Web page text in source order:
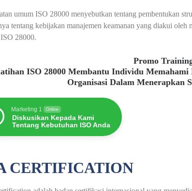
umum ISO 28000 menyebutkan tentang pembentukan
tentang kebijakan manajemen keamanan yang diakui
28000.
Promo
ISO 28000 Membantu Individu
Organisasi Dalam Menerapkan
Marketing 1 Online
Diskusikan Kepada Kami
Tentang Kebutuhan ISO Anda
CERTIFICATION